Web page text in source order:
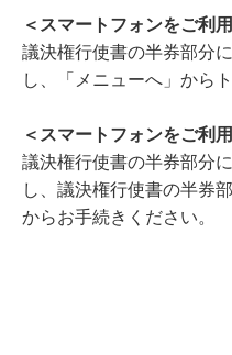
＜スマートフォンをご利
議決権行使書の半券部分
し、「メニューへ」から
＜スマートフォンをご利
議決権行使書の半券部分
し、議決権行使書の半券
からお手続きください。